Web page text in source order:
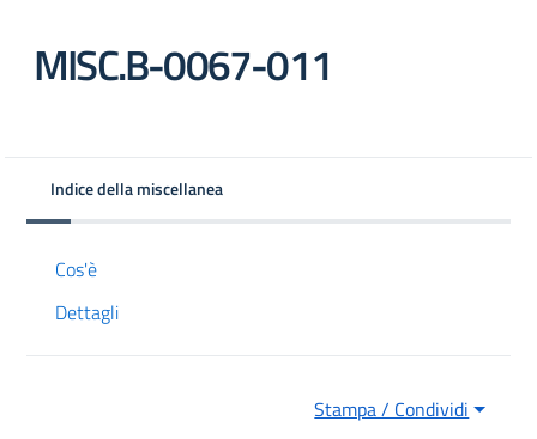
MISC.B-0067-011
Indice della miscellanea
Cos'è
Dettagli
Stampa / Condividi